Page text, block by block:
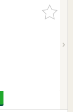
お気に入
りに追加